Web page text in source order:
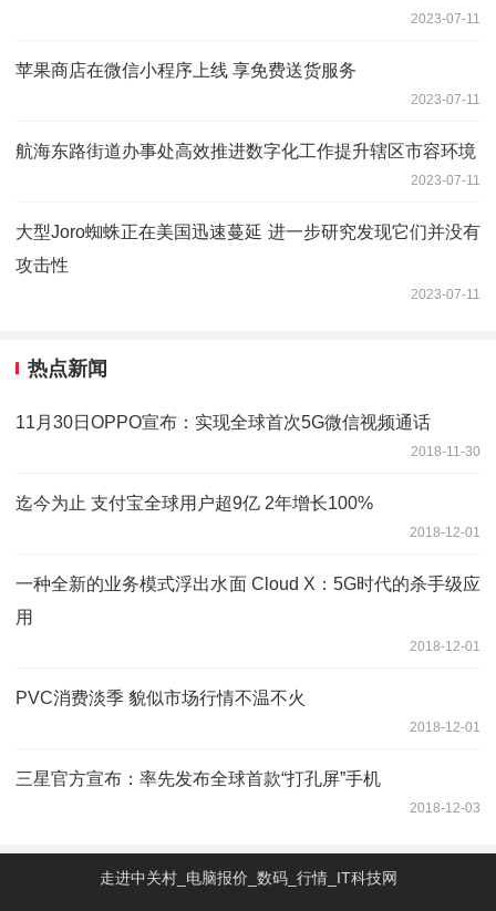
2023-07-11
苹果商店在微信小程序上线 享免费送货服务
2023-07-11
航海东路街道办事处高效推进数字化工作提升辖区市容环境
2023-07-11
大型Joro蜘蛛正在美国迅速蔓延 进一步研究发现它们并没有
攻击性
2023-07-11
热点新闻
11月30日OPPO宣布：实现全球首次5G微信视频通话
2018-11-30
迄今为止 支付宝全球用户超9亿 2年增长100%
2018-12-01
一种全新的业务模式浮出水面 Cloud X：5G时代的杀手级应
用
2018-12-01
PVC消费淡季 貌似市场行情不温不火
2018-12-01
三星官方宣布：率先发布全球首款“打孔屏”手机
2018-12-03
走进中关村_电脑报价_数码_行情_IT科技网